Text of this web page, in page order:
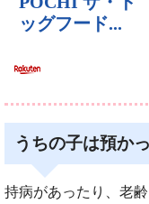
うちの子は預か
持病があったり、老